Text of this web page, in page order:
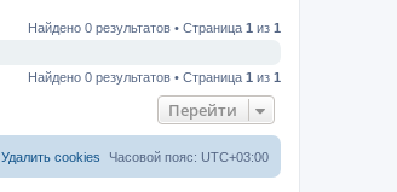
Найдено 0 результатов • Страница 1 из 1
Найдено 0 результатов • Страница 1 из 1
Перейти
Часовой пояс: UTC+03:00
Удалить cookies